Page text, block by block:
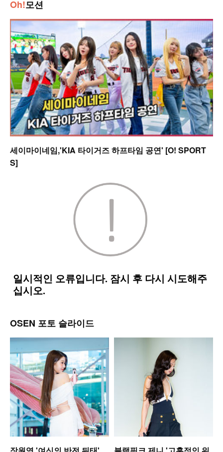
Oh!모션
세이마이네임,'KIA 타이거즈 하프타임 공연' [O! SPORT
S]
OSEN 포토 슬라이드